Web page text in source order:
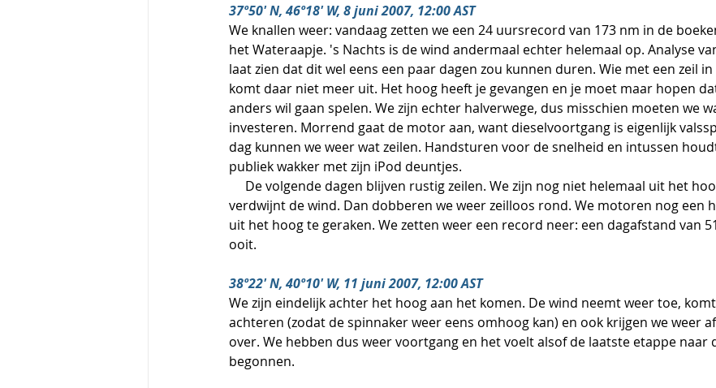
37º50' N, 46º18' W, 8 juni 2007, 12:00 AST
We knallen weer: vandaag zetten we een 24 uursrecord van 173 nm in de
het Wateraapje. 's Nachts is de wind andermaal echter helemaal op. Analyse
laat zien dat dit wel eens een paar dagen zou kunnen duren. Wie met een zeil
komt daar niet meer uit. Het hoog heeft je gevangen en je moet maar hopen
anders wil gaan spelen. We zijn echter halverwege, dus misschien moeten we
investeren. Morrend gaat de motor aan, want dieselvoortgang is eigenlijk
dag kunnen we weer wat zeilen. Handsturen voor de snelheid en intussen
publiek wakker met zijn iPod deuntjes.
verdwijnt de wind. Dan dobberen we weer zeilloos rond. We motoren nog een
uit het hoog te geraken. We zetten weer een record neer: een dagafstand van
ooit.
38º22' N, 40º10' W, 11 juni 2007, 12:00 AST
We zijn eindelijk achter het hoog aan het komen. De wind neemt weer toe,
achteren (zodat de spinnaker weer eens omhoog kan) en ook krijgen we weer
over. We hebben dus weer voortgang en het voelt alsof de laatste etappe naar
begonnen.